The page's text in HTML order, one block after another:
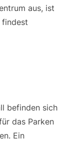
aus, ist
befinden sich
das Parken
Ein